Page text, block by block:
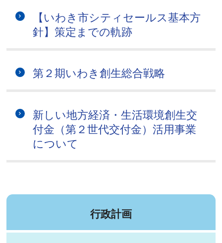
【いわき市シティセールス基本方
針】策定までの軌跡
第２期いわき創生総合戦略
新しい地方経済・生活環境創生交
付金（第２世代交付金）活用事業
について
行政計画